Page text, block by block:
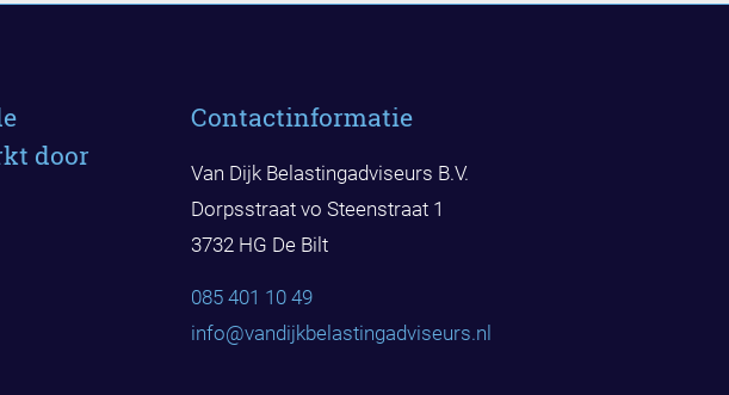
door
Contactinformatie
Van Dijk Belastingadviseurs B.V.
Dorpsstraat vo Steenstraat 1
3732 HG De Bilt
085 401 10 49
info@vandijkbelastingadviseurs.nl